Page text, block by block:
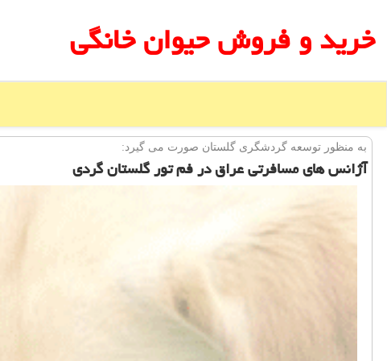
خرید و فروش حیوان خانگی
به منظور توسعه گردشگری گلستان صورت می گیرد:
آژانس های مسافرتی عراق در فم تور گلستان گردی